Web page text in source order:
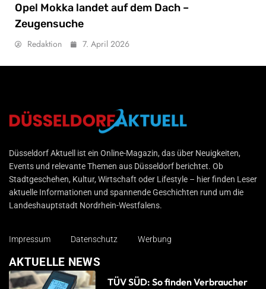
Opel Mokka landet auf dem Dach –
Zeugensuche
Redaktion 7. April 2026
Düsseldorf Aktuell
Düsseldorf Aktuell ist ein Online-Magazin, das über Neuigkeiten,
Events und relevante Themen aus Düsseldorf berichtet. Ob
Stadtgeschehen, Kultur, Wirtschaft oder Lifestyle – hier finden Leser
aktuelle Informationen und spannende Geschichten rund um die
Landeshauptstadt Nordrhein-Westfalens.
Impressum Datenschutz Werbung
AKTUELLE NEWS
TÜV SÜD: So finden Verbraucher